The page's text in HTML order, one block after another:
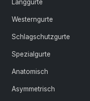
Langgurte
Westerngurte
Schlagschutzgurte
Spezialgurte
Anatomisch
Asymmetrisch